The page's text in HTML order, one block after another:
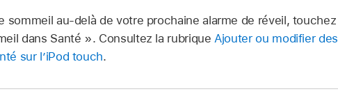
sommeil au-delà de votre prochaine alarme de réveil, touchez
dans Santé ». Consultez la rubrique Ajouter ou modifier des
sur l’iPod touch.